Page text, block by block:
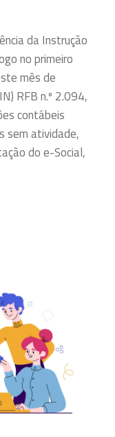
da Instrução
no primeiro
mês de
RFB n.º 2.094,
contábeis
sem atividade,
do e-Social,